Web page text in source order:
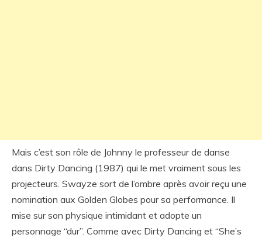
Mais c’est son rôle de Johnny le professeur de danse
dans Dirty Dancing (1987) qui le met vraiment sous les
projecteurs. Swayze sort de l’ombre après avoir reçu une
nomination aux Golden Globes pour sa performance. Il
mise sur son physique intimidant et adopte un
personnage “dur”. Comme avec Dirty Dancing et “She’s